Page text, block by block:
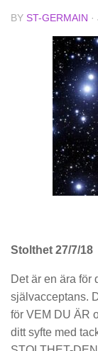
BY ST-GERMAIN ·
Stolthet 27/7/18
Det är en ära för
självacceptans.
för VEM DU ÄR
ditt syfte med